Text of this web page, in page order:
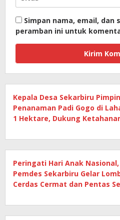
Simpan nama, email, dan
peramban ini untuk
Kepala Desa Sekarbiru Pimpin
Penanaman Padi Gogo di
1 Hektare, Dukung
Peringati Hari Anak Nasional,
Pemdes Sekarbiru Gelar
Cerdas Cermat dan Pentas